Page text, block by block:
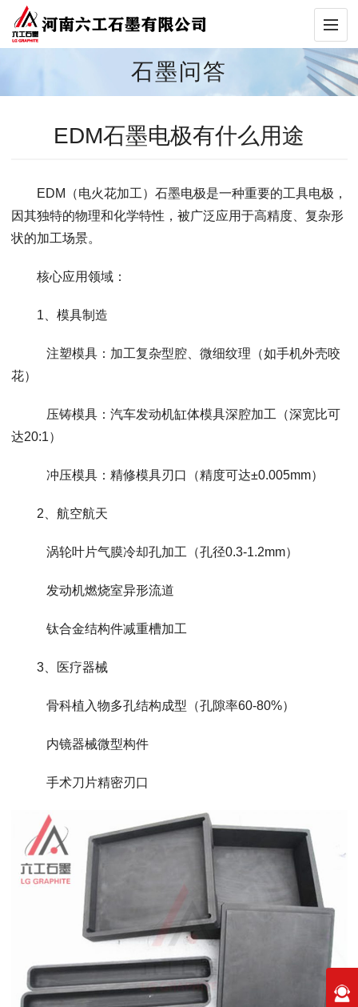
石墨问答
EDM石墨电极有什么用途
EDM（电火花加工）石墨电极是一种重要的工具电极，
因其独特的物理和化学特性，被广泛应用于高精度、复杂形
状的加工场景。
核心应用领域：
1、模具制造
注塑模具：加工复杂型腔、微细纹理（如手机外壳咬
花）
压铸模具：汽车发动机缸体模具深腔加工（深宽比可
达20:1）
冲压模具：精修模具刃口（精度可达±0.005mm）
2、航空航天
涡轮叶片气膜冷却孔加工（孔径0.3-1.2mm）
发动机燃烧室异形流道
钛合金结构件减重槽加工
3、医疗器械
骨科植入物多孔结构成型（孔隙率60-80%）
内镜器械微型构件
手术刀片精密刃口